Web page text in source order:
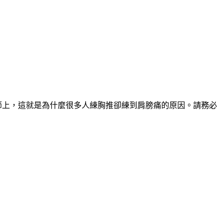
，這就是為什麼很多人練胸推卻練到肩膀痛的原因。請務必